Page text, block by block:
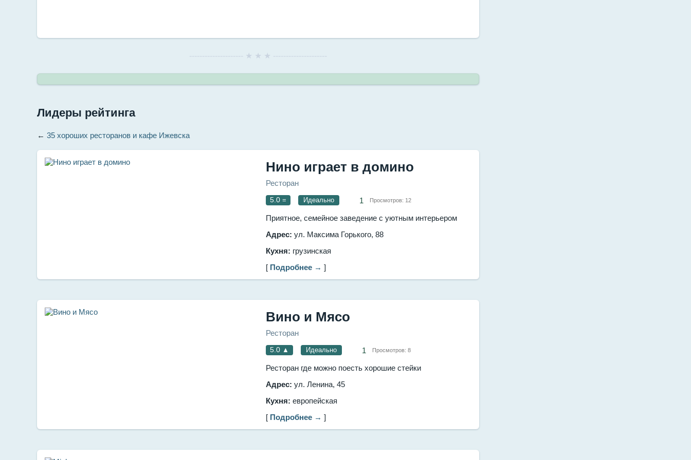
--------------------- ★ ★ ★ ---------------------
Лидеры рейтинга
← 35 хороших ресторанов и кафе Ижевска
Нино играет в домино
Ресторан
5.0 = Идеально 1 Просмотров: 12
Приятное, семейное заведение с уютным интерьером
Адрес: ул. Максима Горького, 88
Кухня: грузинская
[ Подробнее → ]
Вино и Мясо
Ресторан
5.0 ▲ Идеально 1 Просмотров: 8
Ресторан где можно поесть хорошие стейки
Адрес: ул. Ленина, 45
Кухня: европейская
[ Подробнее → ]